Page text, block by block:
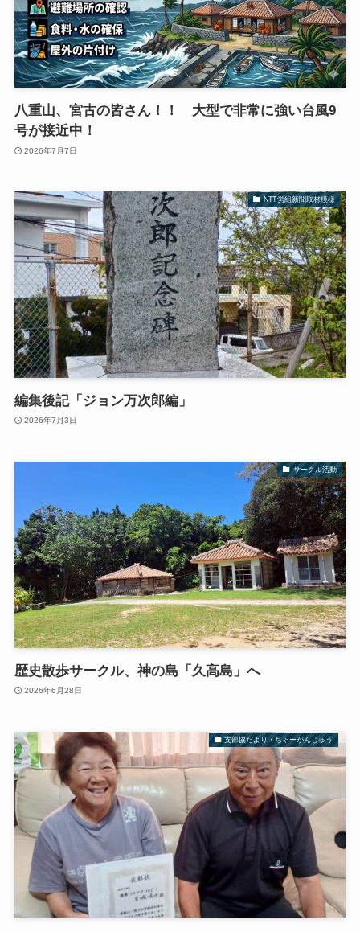
八重山、宮古の皆さん！！ 大型で非常に強い台風9
号が接近中！
2026年7月7日
NTT労組新聞取材模様
編集後記「ジョン万次郎編」
2026年7月3日
サークル活動
歴史散歩サークル、神の島「久高島」へ
2026年6月28日
支部協だより・ちゃーがんじゅう